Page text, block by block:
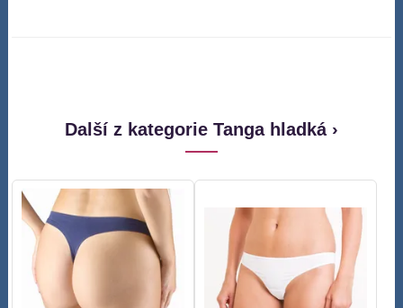
Další z kategorie Tanga hladká ›